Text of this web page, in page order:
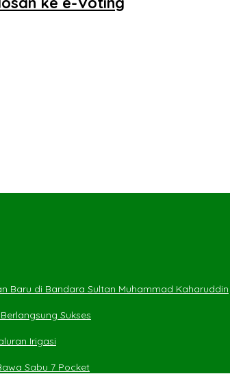
Baru di Bandara Sultan Muhammad Kaharuddin
Sukses
Irigasi
Sabu 7 Pocket